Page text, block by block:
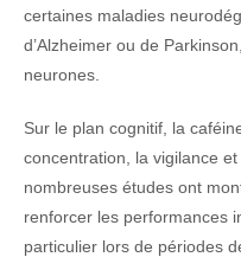
certaines maladies
d’Alzheimer ou de
neurones.
Sur le plan cognitif, la
concentration, la vigilance
nombreuses études ont
renforcer les performances
particulier lors de périodes